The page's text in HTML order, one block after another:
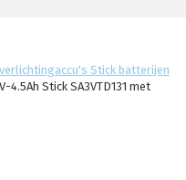
Stick batterijen
4.5Ah Stick SA3VTD131 met